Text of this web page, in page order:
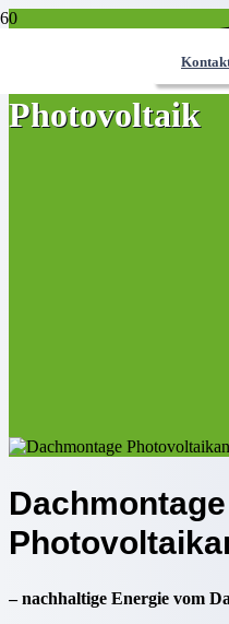
Photovoltaik
– nachhaltige Energie vom